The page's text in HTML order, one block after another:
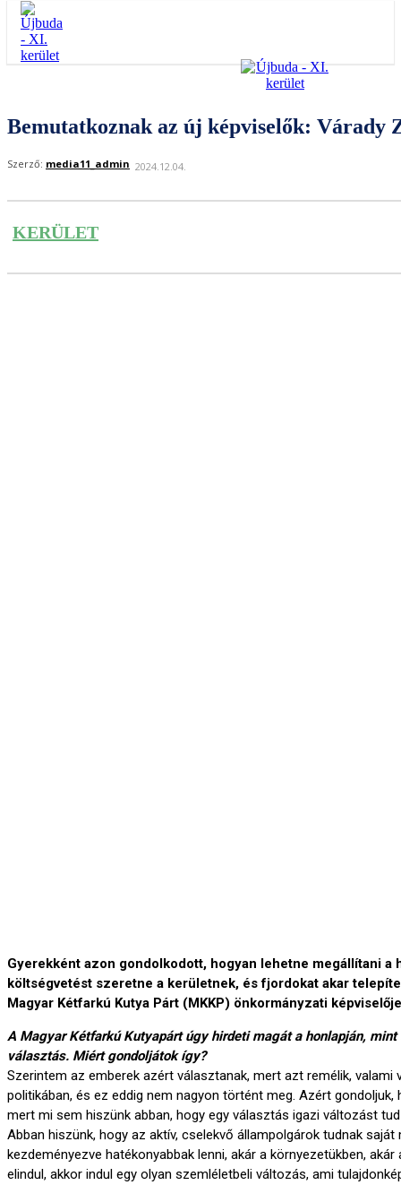
Bemutatkoznak az új képviselők: Várady
Szerző: media11_admin 2024.12.04.
KERÜLET
Gyerekként azon gondolkodott, hogyan lehetne megállítani a
költségvetést szeretne a kerületnek, és fjordokat akar
Magyar Kétfarkú Kutya Párt (MKKP) önkormányzati
A Magyar Kétfarkú Kutyapárt úgy hirdeti magát a honlapján,
választás. Miért gondoljátok így?
Szerintem az emberek azért választanak, mert azt remélik, valami
politikában, és ez eddig nem nagyon történt meg. Azért gondoljuk,
mert mi sem hiszünk abban, hogy egy választás igazi változást
Abban hiszünk, hogy az aktív, cselekvő állampolgárok tudnak saját
kezdeményezve hatékonyabbak lenni, akár a környezetükben,
elindul, akkor indul egy olyan szemléletbeli változás, ami